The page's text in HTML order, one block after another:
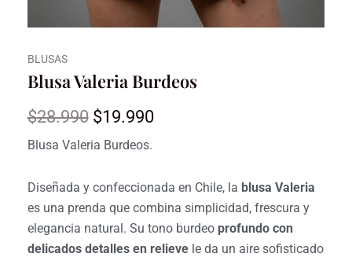
BLUSAS
Blusa Valeria Burdeos
$28.990 El
precio
era:
$28.990.
$19.990El
es:
$19.990.
Blusa Valeria Burdeos.
Diseñada y confeccionada en Chile, la blusa Valeria
es una prenda que combina simplicidad, frescura y
elegancia natural. Su tono burdeoprofundo con
delicados detalles en relievele da un aire sofisticado